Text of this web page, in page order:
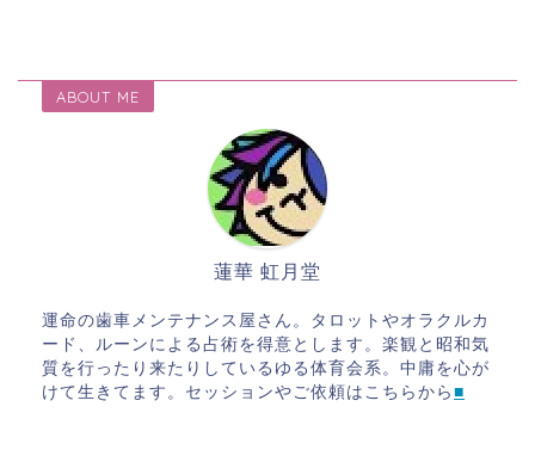
ABOUT ME
蓮華 虹月堂
運命の歯車メンテナンス屋さん。タロットやオラクルカ
ード、ルーンによる占術を得意とします。楽観と昭和気
質を行ったり来たりしているゆる体育会系。中庸を心が
けて生きてます。セッションやご依頼はこちらから ■